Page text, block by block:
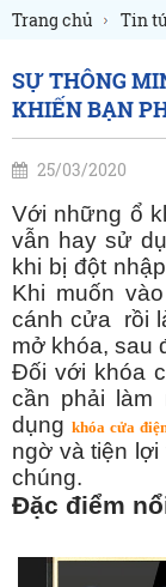
Trang chủ Tin
SỰ THÔNG
KHIẾN BẠN
25/03/2020
Với những ổ
vẫn hay sử
khi bị đột
Khi muốn
cánh cửa
rồi
mở khóa, sau
Đối với khóa
cần phải
dụngkhóa cửa
ngờ và tiện
chúng.
Đặc điểm